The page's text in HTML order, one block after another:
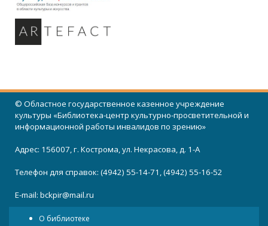
© Областное государственное казенное учреждение
культуры «Библиотека-центр культурно-просветительной и
информационной работы инвалидов по зрению»
Адрес: 156007, г. Кострома, ул. Некрасова, д. 1-А
Телефон для справок: (4942) 55-14-71, (4942) 55-16-52
E-mail: bckpir@mail.ru
О библиотеке